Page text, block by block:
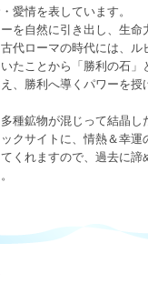
愛情を表しています。
を自然に引き出し、生命
代ローマの時代には、
たことから「勝利の石」
、勝利へ導くパワーを
種鉱物が混じって結晶し
クサイトに、情熱＆幸
くれますので、過去に